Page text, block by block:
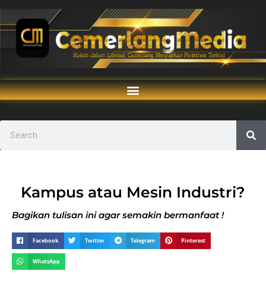
Kampus atau Mesin Industri?
Bagikan tulisan ini agar semakin bermanfaat !
Facebook Twitter Telegram Pinterest
WhatsApp